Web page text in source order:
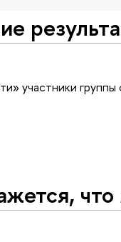
участники группы